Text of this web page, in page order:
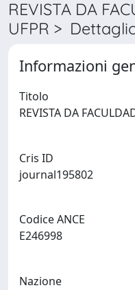
REVISTA DA
UFPR >
Informazioni
Titolo
Cris ID
Codice ANCE
Nazione